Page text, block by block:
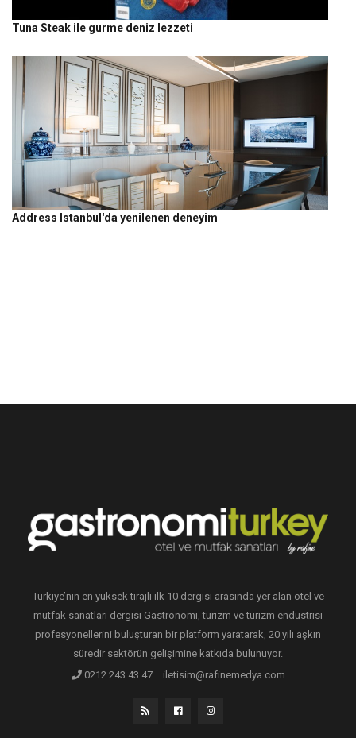
Tuna Steak ile gurme deniz lezzeti
Address Istanbul'da yenilenen deneyim
Türkiye’nin en yüksek tirajlı ilk 10 dergisi arasında yer alan otel ve
mutfak sanatları dergisi Gastronomi, turizm ve turizm endüstrisi
profesyonellerini buluşturan bir platform yaratarak, 20 yılı aşkın
süredir sektörün gelişimine katkıda bulunuyor.
0212 243 43 47
iletisim@rafinemedya.com